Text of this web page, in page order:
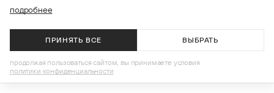
В КОРЗИНУ
подробнее
ПРИНЯТЬ ВСЕ ВЫБРАТЬ
продолжая пользоваться сайтом, вы принимаете условия
политики конфиденциальности